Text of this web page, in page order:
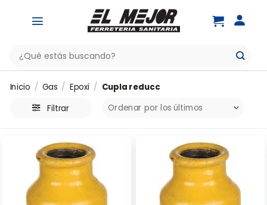
Buscar
por:
Inicio / Gas / Epoxi / Cupla reducc
Filtrar